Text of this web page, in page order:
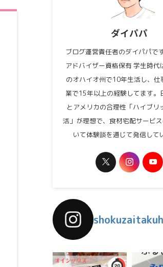
ダイパパ
ブログ運営責任者のダイパパで
アドバイザー資格保有 学生時代
のオハイオ州で10年生活し、仕
業で15年以上の経験してます。
とアメリカの合理性「ハイブリ
活」が理想で、食材宅配サービ
いて体験談を通じて発信して